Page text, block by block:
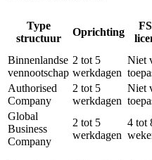
Type
structuur
Oprichting
Binnenlandse
vennootschap
2 tot 5
werkdagen
Niet
Authorised
Company
2 tot 5
werkdagen
Niet
Global
Business
Company
2 tot 5
werkdagen
4 tot